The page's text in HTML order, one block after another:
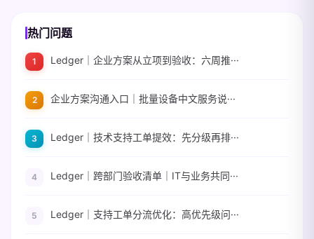
热门问题
Ledger｜企业方案从立项到验收：六周推···
企业方案沟通入口｜批量设备中文服务说···
Ledger｜技术支持工单提效：先分级再排···
Ledger｜跨部门验收清单｜IT与业务共同···
Ledger｜支持工单分流优化：高优先级问···